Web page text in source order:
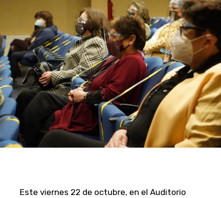
Este viernes 22 de octubre, en el Auditorio